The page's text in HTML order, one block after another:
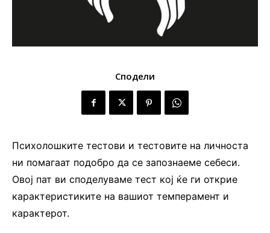
Сподели
Психолошките тестови и тестовите на личноста
ни помагаат подобро да се запознаеме себеси.
Овој пат ви споделуваме тест кој ќе ги открие
карактеристиките на вашиот темперамент и
карактерот.